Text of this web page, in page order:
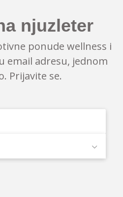
njuzleter
ponude wellness i
email adresu, jednom
Prijavite se.